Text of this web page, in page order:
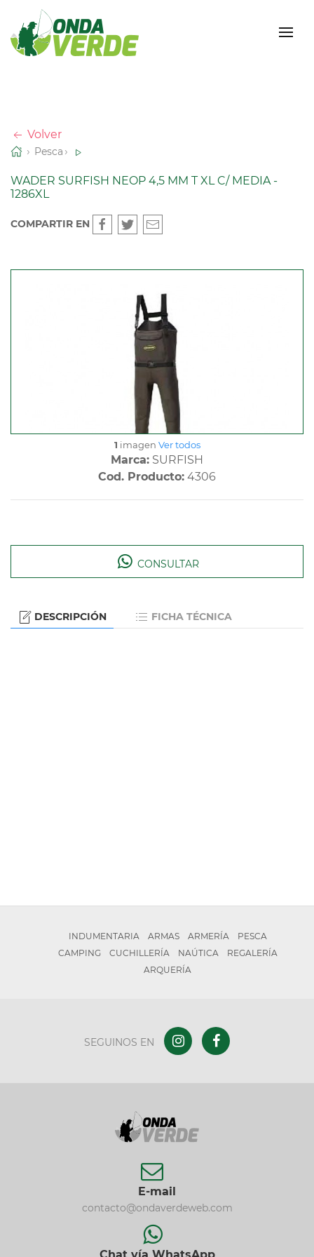
Volver
Pesca
WADER SURFISH NEOP 4,5 MM T XL C/ MEDIA -
1286XL
COMPARTIR EN
1 imagen Ver todos
Marca: SURFISH
Cod. Producto: 4306
CONSULTAR
DESCRIPCIÓN FICHA TÉCNICA
INDUMENTARIA ARMAS ARMERÍA
PESCA
CAMPING
CUCHILLERÍA NAÚTICA
REGALERÍA
ARQUERÍA
SEGUINOS EN
E-mail
contacto@ondaverdeweb.com